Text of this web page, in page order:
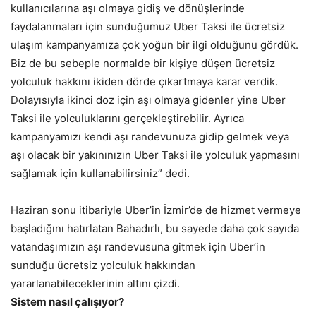
kullanıcılarına aşı olmaya gidiş ve dönüşlerinde
faydalanmaları için sunduğumuz Uber Taksi ile ücretsiz
ulaşım kampanyamıza çok yoğun bir ilgi olduğunu gördük.
Biz de bu sebeple normalde bir kişiye düşen ücretsiz
yolculuk hakkını ikiden dörde çıkartmaya karar verdik.
Dolayısıyla ikinci doz için aşı olmaya gidenler yine Uber
Taksi ile yolculuklarını gerçekleştirebilir. Ayrıca
kampanyamızı kendi aşı randevunuza gidip gelmek veya
aşı olacak bir yakınınızın Uber Taksi ile yolculuk yapmasını
sağlamak için kullanabilirsiniz” dedi.
Haziran sonu itibariyle Uber’in İzmir’de de hizmet vermeye
başladığını hatırlatan Bahadırlı, bu sayede daha çok sayıda
vatandaşımızın aşı randevusuna gitmek için Uber’in
sunduğu ücretsiz yolculuk hakkından
yararlanabileceklerinin altını çizdi.
Sistem nasıl çalışıyor?